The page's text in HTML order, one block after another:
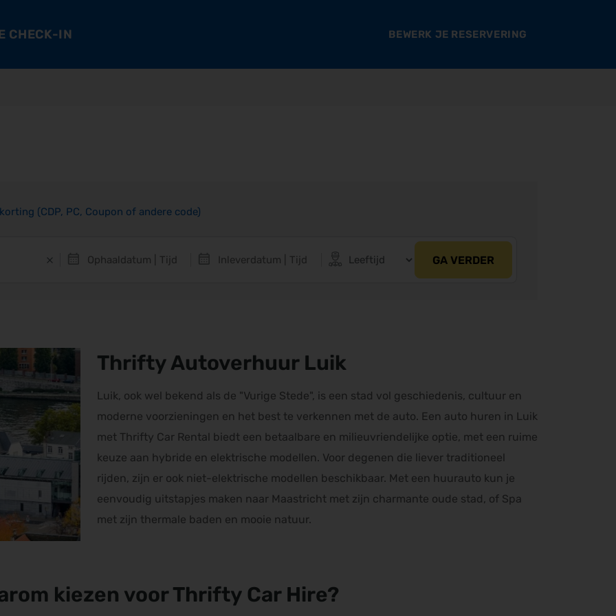
CHECK-IN BEWERK JE RESERVERING
(CDP, PC, Coupon of andere code)
GA VERDER
Thrifty Autoverhuur Luik
Luik, ook wel bekend als de "Vurige Stede", is een stad vol geschiedenis, cultuur en
moderne voorzieningen en het best te verkennen met de auto. Een auto huren in Luik
met Thrifty Car Rental biedt een betaalbare en milieuvriendelijke optie, met een ruime
keuze aan hybride en elektrische modellen. Voor degenen die liever traditioneel
rijden, zijn er ook niet-elektrische modellen beschikbaar. Met een huurauto kun je
eenvoudig uitstapjes maken naar Maastricht met zijn charmante oude stad, of Spa
met zijn thermale baden en mooie natuur.
kiezen voor Thrifty Car Hire?